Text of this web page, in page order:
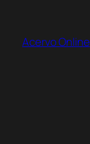
Acervo Online